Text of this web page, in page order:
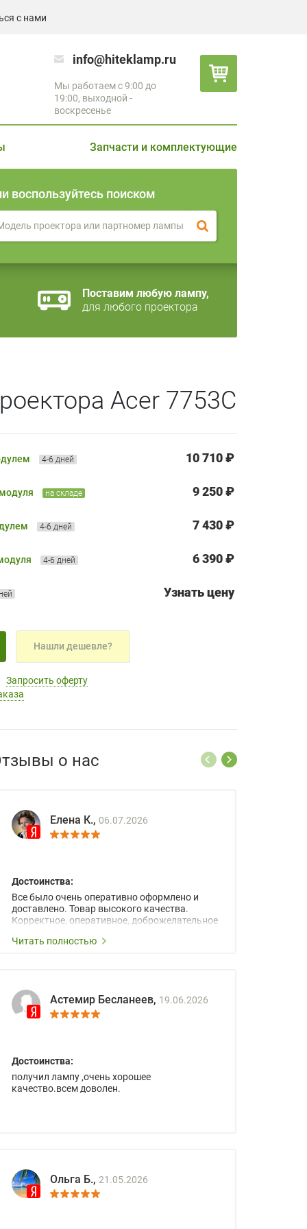
с нами
info@hiteklamp.ru
Мы работаем с 9:00 до
19:00, выходной -
воскресенье
Запчасти и комплектующие
воспользуйтесь поиском
Поставим любую лампу,
для любого проектора
Acer 7753C
4-6 дней 10 710 ₽
на складе 9 250 ₽
4-6 дней 7 430 ₽
4-6 дней 6 390 ₽
Узнать цену
Нашли дешевле?
Запросить оферту
о нас
Елена К., 06.07.2026
Достоинства:
Все было очень оперативно оформлено и
доставлено. Товар высокого качества.
Корректное, оперативное, доброжелательное
Читать полностью
Астемир Бесланеев, 19.06.2026
Достоинства:
получил лампу ,очень хорошее
качество.всем доволен.
Ольга Б., 21.05.2026